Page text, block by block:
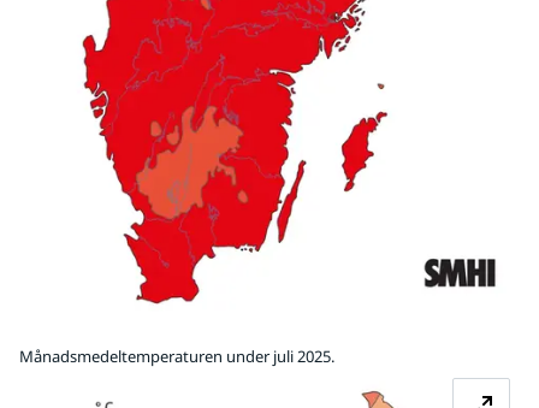
Månadsmedeltemperaturen under juli 2025.